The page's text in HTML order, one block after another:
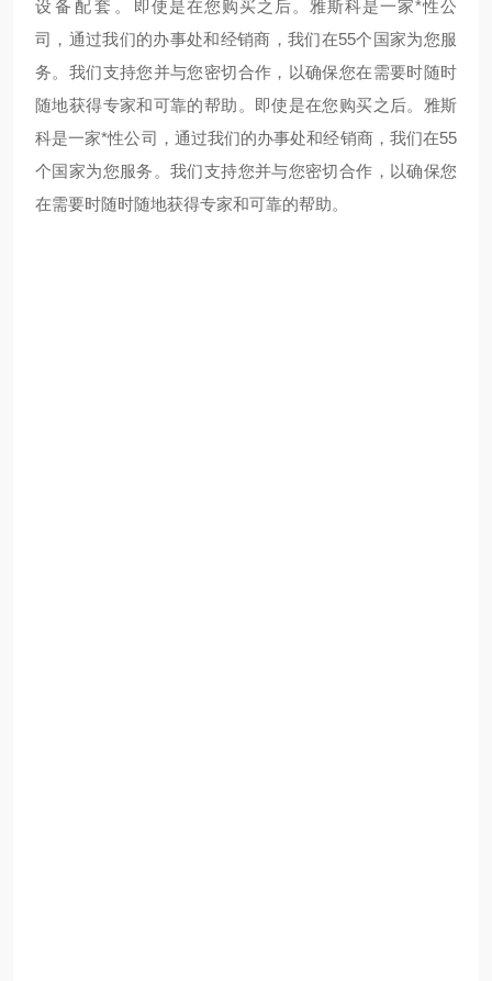
设备配套。
即使是在您购买之后。雅斯科是一家*性公
司，通过我们的办事处和经销商，我们在55个国家为您服
务。我们支持您并与您密切合作，以确保您在需要时随时
随地获得专家和可靠的帮助。 即使是在您购买之后。雅斯
科是一家*性公司，通过我们的办事处和经销商，我们在55
个国家为您服务。我们支持您并与您密切合作，以确保您
在需要时随时随地获得专家和可靠的帮助。